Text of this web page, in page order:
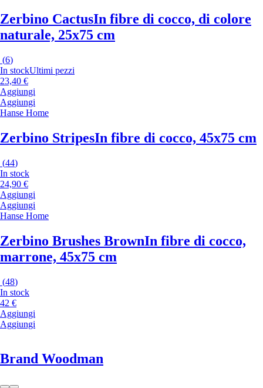
Zerbino CactusIn fibre di cocco, di colore
naturale, 25x75 cm
(6)
In stockUltimi pezzi
23,40 €
Aggiungi
Aggiungi
Hanse Home
Zerbino StripesIn fibre di cocco, 45x75 cm
(44)
In stock
24,90 €
Aggiungi
Aggiungi
Hanse Home
Zerbino Brushes BrownIn fibre di cocco,
marrone, 45x75 cm
(48)
In stock
42 €
Aggiungi
Aggiungi
Brand Woodman